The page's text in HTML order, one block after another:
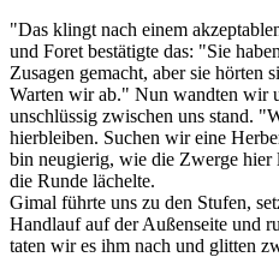
"Das klingt nach einem
und Foret bestätigte das: "Sie
Zusagen gemacht, aber sie hörten
Warten wir ab." Nun wandten wir
unschlüssig zwischen uns stand.
hierbleiben. Suchen wir eine
bin neugierig, wie die Zwerge
die Runde lächelte.
Gimal führte uns zu den Stufen,
Handlauf auf der Außenseite und
taten wir es ihm nach und glitten